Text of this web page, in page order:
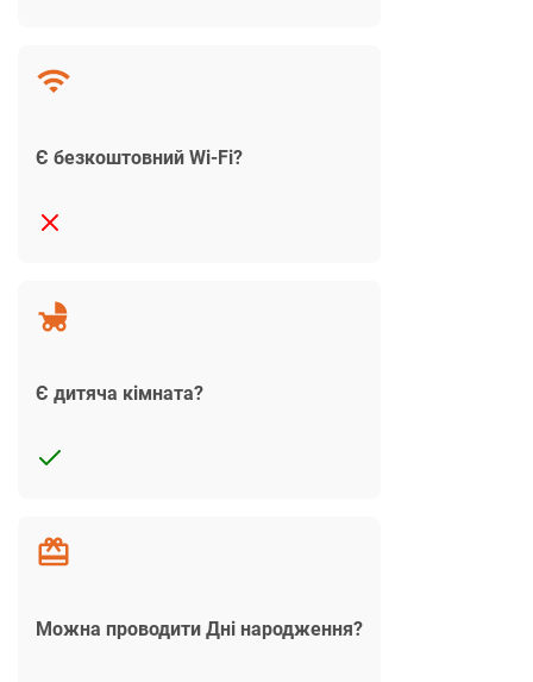
Є безкоштовний Wi-Fi?
Є дитяча кімната?
Можна проводити Дні народження?